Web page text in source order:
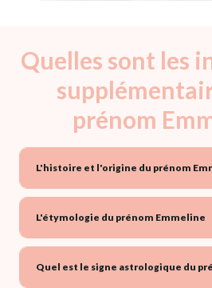
Quelles sont les
prénom
L'histoire et l'origine du prénom
L'étymologie du prénom Emmeline
Quel est le signe astrologique du